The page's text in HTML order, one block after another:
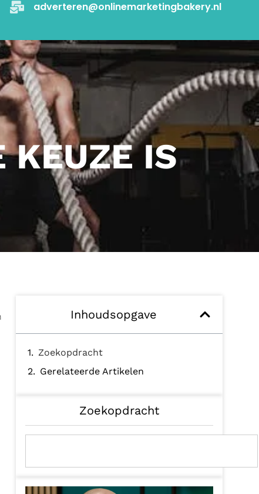
adverteren@onlinemarketingbakery.nl
KEUZE IS
Inhoudsopgave
Zoekopdracht
Gerelateerde Artikelen
Zoekopdracht